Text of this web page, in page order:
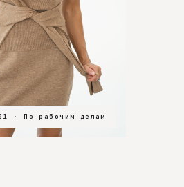
· По рабочим делам
02 · В зал
· На особенный вечер